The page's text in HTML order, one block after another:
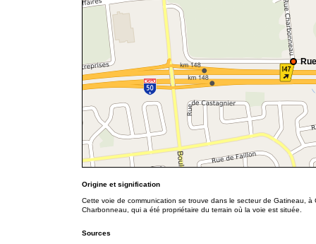
Origine et signification
Cette voie de communication se trouve dans le secteur de Gatineau,
Charbonneau, qui a été propriétaire du terrain où la voie est située.
Sources